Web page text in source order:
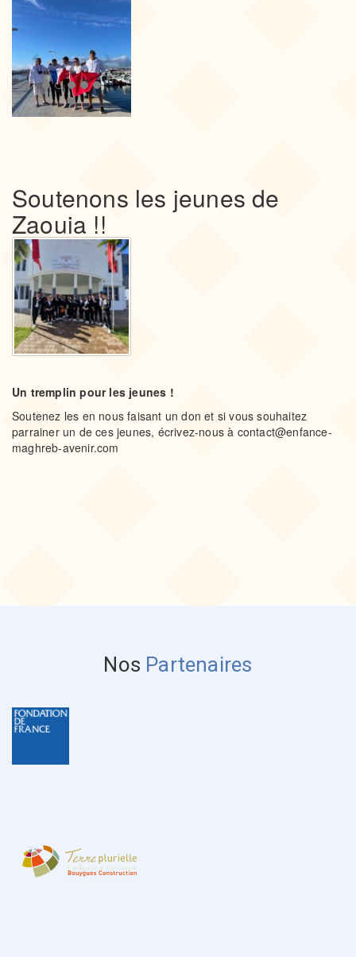
Soutenons les jeunes de
Zaouia !!
Un tremplin pour les jeunes !
Soutenez les en nous faisant un don et si vous souhaitez
parrainer un de ces jeunes, écrivez-nous à contact@enfance-
maghreb-avenir.com
Nos Partenaires